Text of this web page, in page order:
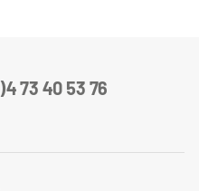
73 40 53 76